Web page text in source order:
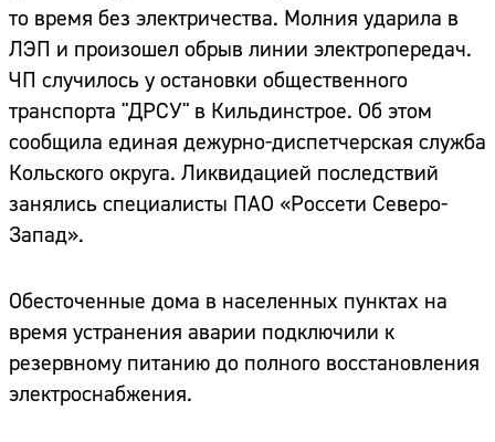
то время без электричества. Молния ударила в
ЛЭП и произошел обрыв линии электропередач.
ЧП случилось у остановки общественного
транспорта "ДРСУ" в Кильдинстрое. Об этом
сообщила единая дежурно-диспетчерская служба
Кольского округа. Ликвидацией последствий
занялись специалисты ПАО «Россети Северо-
Запад».
Обесточенные дома в населенных пунктах на
время устранения аварии подключили к
резервному питанию до полного восстановления
электроснабжения.